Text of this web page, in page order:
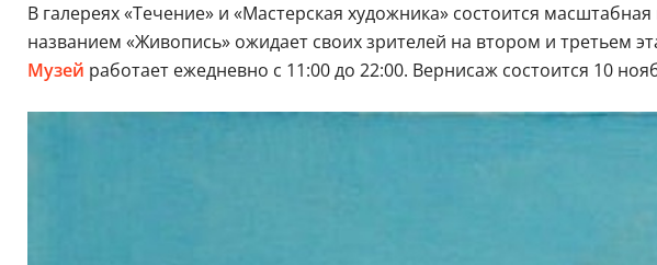
В галереях «Течение» и «Мастерская художника» состоится
названием «Живопись» ожидает своих зрителей на втором и третьем
Музей работает ежедневно с 11:00 до 22:00. Вернисаж состоится 10